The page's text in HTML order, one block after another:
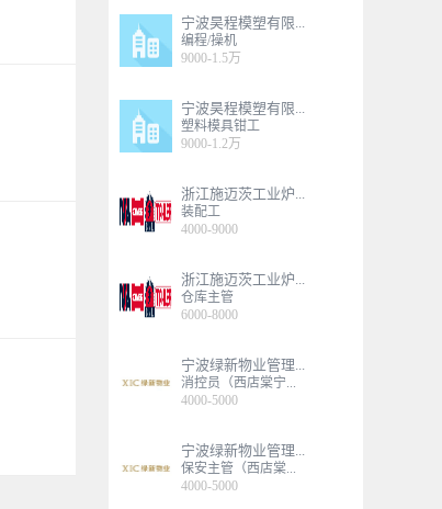
宁波昊程模塑有限...
编程/操机
9000-1.5万
宁波昊程模塑有限...
塑料模具钳工
9000-1.2万
浙江施迈茨工业炉...
装配工
4000-9000
浙江施迈茨工业炉...
仓库主管
6000-8000
宁波绿新物业管理...
消控员（西店棠宁...
4000-5000
宁波绿新物业管理...
保安主管（西店棠...
4000-5000